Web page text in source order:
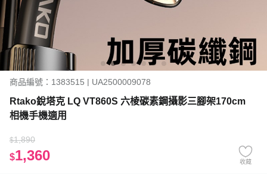
商品編號：1383515 | UA2500009078
Rtako銳塔克 LQ VT860S 六棱碳素鋼攝影三腳架170cm
相機手機適用
$1,890
$1,360 收藏